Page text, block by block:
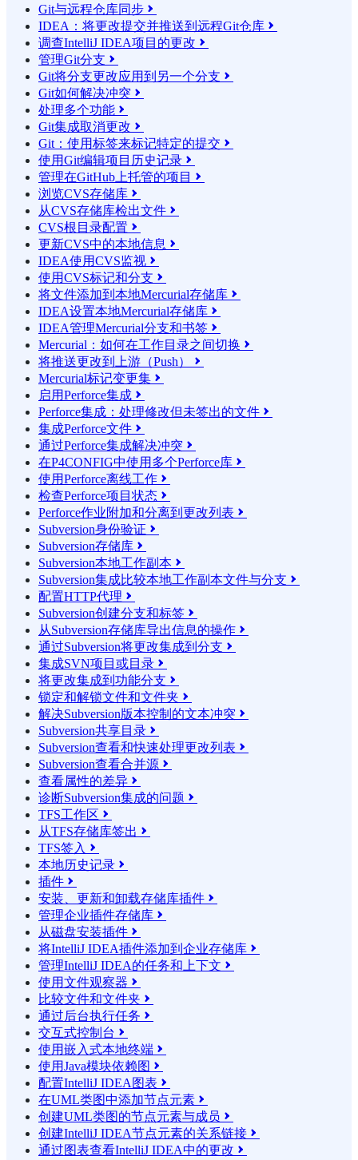
Git与远程仓库同步 
IDEA：将更改提交并推送到远程Git仓库 
调查IntelliJ IDEA项目的更改 
管理Git分支 
Git将分支更改应用到另一个分支 
Git如何解决冲突 
处理多个功能 
Git集成取消更改 
Git：使用标签来标记特定的提交 
使用Git编辑项目历史记录 
管理在GitHub上托管的项目 
浏览CVS存储库 
从CVS存储库检出文件 
CVS根目录配置 
更新CVS中的本地信息 
IDEA使用CVS监视 
使用CVS标记和分支 
将文件添加到本地Mercurial存储库 
IDEA设置本地Mercurial存储库 
IDEA管理Mercurial分支和书签 
Mercurial：如何在工作目录之间切换 
将推送更改到上游（Push） 
Mercurial标记变更集 
启用Perforce集成 
Perforce集成：处理修改但未签出的文件 
集成Perforce文件 
通过Perforce集成解决冲突 
在P4CONFIG中使用多个Perforce库 
使用Perforce离线工作 
检查Perforce项目状态 
Perforce作业附加和分离到更改列表 
Subversion身份验证 
Subversion存储库 
Subversion本地工作副本 
Subversion集成比较本地工作副本文件与分支 
配置HTTP代理 
Subversion创建分支和标签 
从Subversion存储库导出信息的操作 
通过Subversion将更改集成到分支 
集成SVN项目或目录 
将更改集成到功能分支 
锁定和解锁文件和文件夹 
解决Subversion版本控制的文本冲突 
Subversion共享目录 
Subversion查看和快速处理更改列表 
Subversion查看合并源 
查看属性的差异 
诊断Subversion集成的问题 
TFS工作区 
从TFS存储库签出 
TFS签入 
本地历史记录 
插件 
安装、更新和卸载存储库插件 
管理企业插件存储库 
从磁盘安装插件 
将IntelliJ IDEA插件添加到企业存储库 
管理IntelliJ IDEA的任务和上下文 
使用文件观察器 
比较文件和文件夹 
通过后台执行任务 
交互式控制台 
使用嵌入式本地终端 
使用Java模块依赖图 
配置IntelliJ IDEA图表 
在UML类图中添加节点元素 
创建UML类图的节点元素与成员 
创建IntelliJ IDEA节点元素的关系链接 
通过图表查看IntelliJ IDEA中的更改 